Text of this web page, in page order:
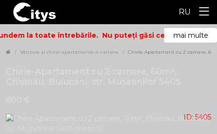
RU
la toate întrebările. Nu puteți găsi ceea ce căutați?
mai multe
Vânzare și chirie apartamente si camere Chirie-Apartament cu 2 camere,
ID: 5405